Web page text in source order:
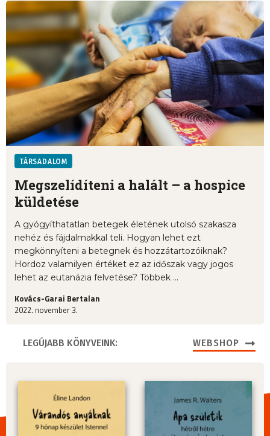
TÁRSADALOM
Megszelídíteni a halált – a hospice
küldetése
A gyógyíthatatlan betegek életének utolsó szakasza
nehéz és fájdalmakkal teli. Hogyan lehet ezt
megkönnyíteni a betegnek és hozzátartozóiknak?
Hordoz valamilyen értéket ez az időszak vagy jogos
lehet az eutanázia felvetése? Többek ...
Kovács-Garai Bertalan
2022. november 3.
LEGÚJABB KÖNYVEINK: WEBSHOP